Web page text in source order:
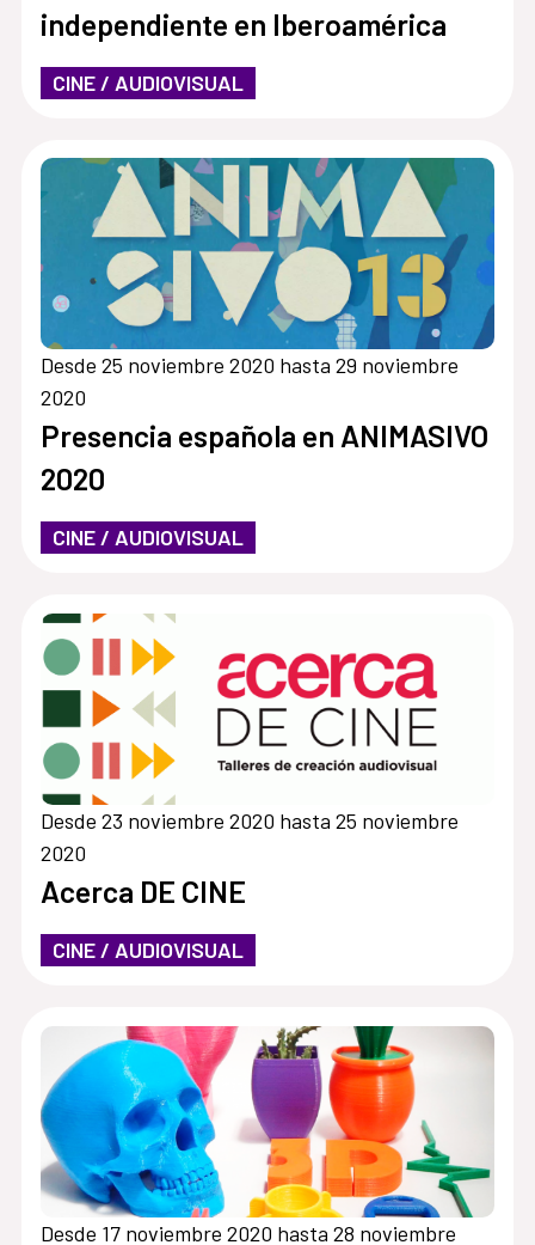
independiente en Iberoamérica
CINE / AUDIOVISUAL
Desde 25 noviembre 2020 hasta 29 noviembre
2020
Presencia española en ANIMASIVO
2020
CINE / AUDIOVISUAL
Desde 23 noviembre 2020 hasta 25 noviembre
2020
Acerca DE CINE
CINE / AUDIOVISUAL
Desde 17 noviembre 2020 hasta 28 noviembre